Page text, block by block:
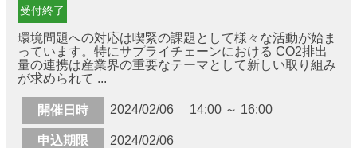
受付終了
環境問題への対応は喫緊の課題として様々な活動が始ま
っています。特にサプライチェーンにおける CO2排出
量の連携は産業界の重要なテーマとして新しい取り組み
が求められて ...
開催日時 2024/02/06 14:00 ～ 16:00
申込期限 2024/02/06